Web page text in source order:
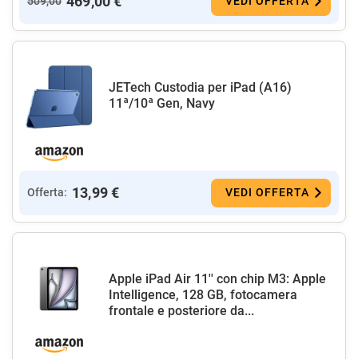
JETech Custodia per iPad (A16)
11ª/10ª Gen, Navy
Offerta: 13,99 € VEDI OFFERTA
Apple iPad Air 11'' con chip M3: Apple
Intelligence, 128 GB, fotocamera
frontale e posteriore da...